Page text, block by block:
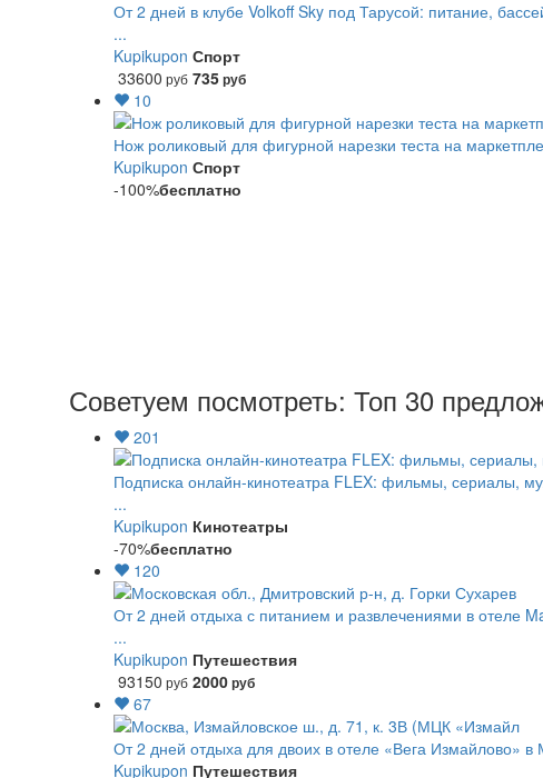
От 2 дней в клубе Volkoff Sky под Тарусой: питание,
...
Kupikupon Спорт
33600 руб 735руб
10
Нож роликовый для фигурной нарезки теста на
Kupikupon Спорт
-100%бесплатно
Советуем посмотреть: Топ 30
201
Подписка онлайн-кинотеатра FLEX: фильмы, сериалы,
...
Kupikupon Кинотеатры
-70%бесплатно
120
От 2 дней отдыха с питанием и развлечениями в отеле
...
Kupikupon Путешествия
93150 руб 2000руб
67
От 2 дней отдыха для двоих в отеле «Вега Измайлово» в
Kupikupon Путешествия